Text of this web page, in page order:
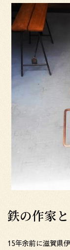
鉄の作家
15年余前に滋賀県